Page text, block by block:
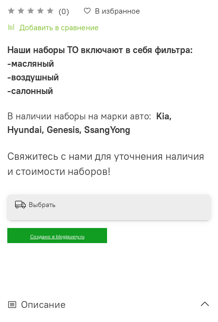
(0)
В избранное
Добавить в сравнение
Наши наборы ТО включают в себя фильтра:
-масляный
-воздушный
-салонный
В наличии наборы на марки авто: Kia,
Hyundai, Genesis, SsangYong
Свяжитесь с нами для уточнения наличия
и стоимости наборов!
Выбрать
Создано в blogjquery.ru
Описание